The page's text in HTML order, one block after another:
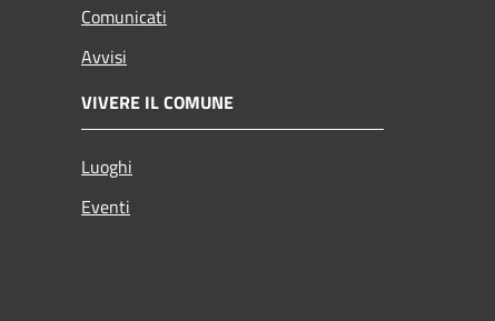
Comunicati
Avvisi
VIVERE IL COMUNE
Luoghi
Eventi